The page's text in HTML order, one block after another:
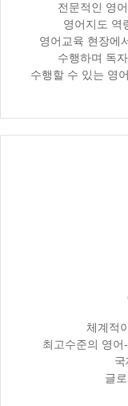
전문적인 영
영어지도 역
영어교육 현장에
수행하며 독
수행할 수 있는 영
체계적
최고수준의 영
글